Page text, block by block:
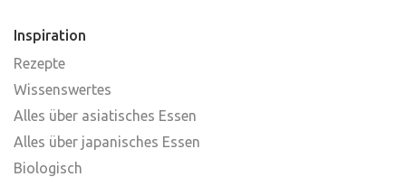
Inspiration
Rezepte
Wissenswertes
Alles über asiatisches Essen
Alles über japanisches Essen
Biologisch